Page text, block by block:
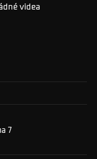
videa
7